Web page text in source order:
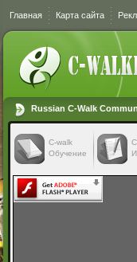
Главная Карта сайта
Russian C-Walk
C-walk
Обучение